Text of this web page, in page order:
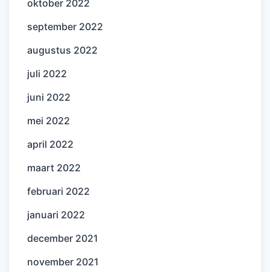
oktober 2022
september 2022
augustus 2022
juli 2022
juni 2022
mei 2022
april 2022
maart 2022
februari 2022
januari 2022
december 2021
november 2021